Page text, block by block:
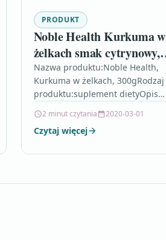
PRODUKT
Noble Health Kurkuma w
żelkach smak cytrynowy,
300g
Nazwa produktu:Noble Health,
Kurkuma w żelkach, 300gRodzaj
produktu:suplement dietyOpis
wielbiciel kuchni indyjskiej. Ze
względu na swoje właściwości, od
2 minut czytania 2020-03-01
Czytaj więcej